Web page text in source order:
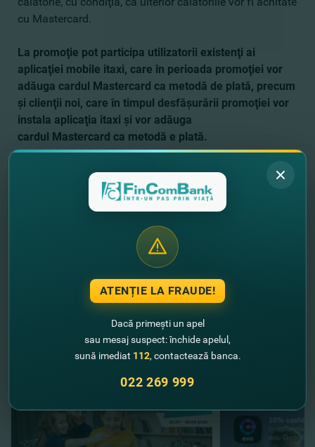
cu Mastercard.
La promoţie pot participa utilizatorii existenţi ai
aplicaţiei mobile itaxi, care în perioada promoţiei vor
adăuga cardul Mastercard ca metodă de plată, precum
şi clienţii noi, care în timpul desfăşurării promoţiei vor
instala aplicaţia itaxi şi vor adăuga
cardul Mastercard ca metodă e plată.
Încă nu ai un card Mastercard de la FinComBank?
Atunci, poţi deschide cardul online AICI
Alte noutăţi
ATENȚIE LA FRAUDE!
Dacă primești un apel
sau mesaj suspect: închide apelul,
sună imediat 112, contactează banca.
022 269 999